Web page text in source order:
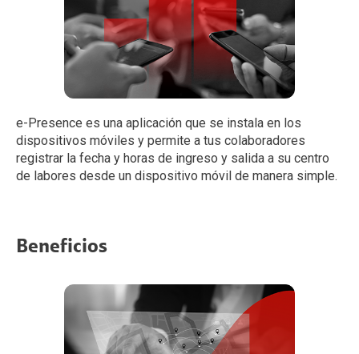
e-Presence es una aplicación que se instala en los
dispositivos móviles y permite a tus colaboradores
registrar la fecha y horas de ingreso y salida a su centro
de labores desde un dispositivo móvil de manera simple.
Beneficios